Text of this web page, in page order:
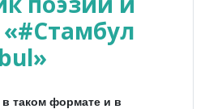
таком формате и в